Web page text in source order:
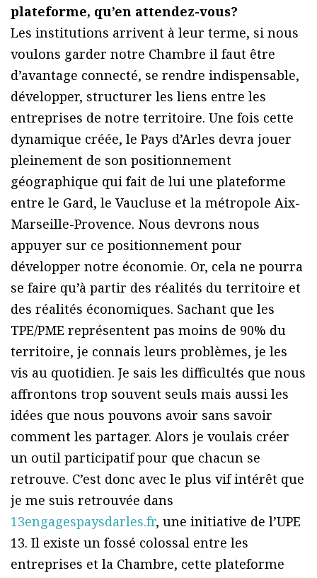
plateforme, qu’en attendez-vous?
Les institutions arrivent à leur terme, si nous
voulons garder notre Chambre il faut être
d’avantage connecté, se rendre indispensable,
développer, structurer les liens entre les
entreprises de notre territoire. Une fois cette
dynamique créée, le Pays d’Arles devra jouer
pleinement de son positionnement
géographique qui fait de lui une plateforme
entre le Gard, le Vaucluse et la métropole Aix-
Marseille-Provence. Nous devrons nous
appuyer sur ce positionnement pour
développer notre économie. Or, cela ne pourra
se faire qu’à partir des réalités du territoire et
des réalités économiques. Sachant que les
TPE/PME représentent pas moins de 90% du
territoire, je connais leurs problèmes, je les
vis au quotidien. Je sais les difficultés que nous
affrontons trop souvent seuls mais aussi les
idées que nous pouvons avoir sans savoir
comment les partager. Alors je voulais créer
un outil participatif pour que chacun se
retrouve. C’est donc avec le plus vif intérêt que
je me suis retrouvée dans
13engagespaysdarles.fr, une initiative de l’UPE
13. Il existe un fossé colossal entre les
entreprises et la Chambre, cette plateforme